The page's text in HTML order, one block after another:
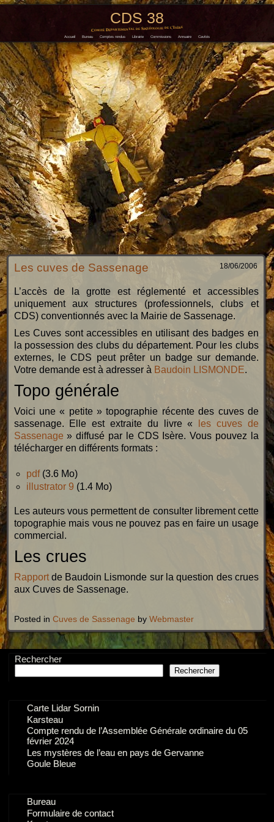
CDS 38
Comité Départemental de Spéléologie de l'Isère
Accueil Bureau Comptes rendus Librairie Commissions Annuaire Cavités
18/06/2006
Les cuves de Sassenage
L’accès de la grotte est réglementé et accessibles
uniquement aux structures (professionnels, clubs et
CDS) conventionnés avec la Mairie de Sassenage.
Les Cuves sont accessibles en utilisant des badges en
la possession des clubs du département. Pour les clubs
externes, le CDS peut prêter un badge sur demande.
Votre demande est à adresser à Baudoin LISMONDE.
Topo générale
Voici une « petite » topographie récente des cuves de
sassenage. Elle est extraite du livre «
les cuves de
Sassenage » diffusé par le CDS Isère. Vous pouvez la
télécharger en différents formats :
pdf(3.6 Mo)
illustrator 9 (1.4 Mo)
Les auteurs vous permettent de consulter librement cette
topographie mais vous ne pouvez pas en faire un usage
commercial.
Les crues
Rapportde Baudoin Lismonde sur la question des crues
aux Cuves de Sassenage.
Posted in Cuves de Sassenage by Webmaster
Rechercher
Rechercher
Carte Lidar Sornin
Karsteau
Compte rendu de l’Assemblée Générale ordinaire du 05
février 2024
Les mystères de l’eau en pays de Gervanne
Goule Bleue
Bureau
Formulaire de contact